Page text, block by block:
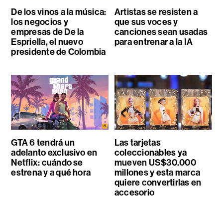
De los vinos a la música:
los negocios y
empresas de De la
Espriella, el nuevo
presidente de Colombia
Artistas se resisten a
que sus voces y
canciones sean usadas
para entrenar a la IA
GTA 6 tendrá un
adelanto exclusivo en
Netflix: cuándo se
estrena y a qué hora
Las tarjetas
coleccionables ya
mueven US$30.000
millones y esta marca
quiere convertirlas en
accesorio